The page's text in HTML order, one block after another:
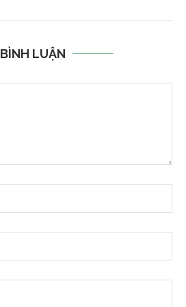
BÌNH LUẬN